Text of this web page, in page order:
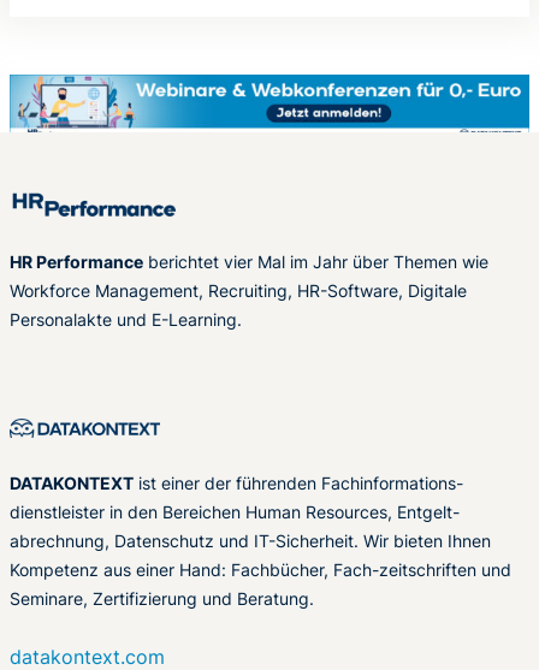
HR Performance berichtet vier Mal im Jahr über Themen wie
Workforce Management, Recruiting, HR-Software, Digitale
Personalakte und E-Learning.
DATAKONTEXT ist einer der führenden Fachinformations-
dienstleister in den Bereichen Human Resources, Entgelt-
abrechnung, Datenschutz und IT-Sicherheit. Wir bieten Ihnen
Kompetenz aus einer Hand: Fachbücher, Fach-zeitschriften und
Seminare, Zertifizierung und Beratung.
datakontext.com